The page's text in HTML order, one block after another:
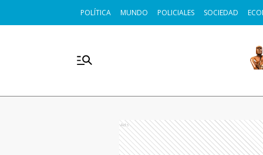
POLÍTICA MUNDO POLICIALES SOCIEDAD
Ads